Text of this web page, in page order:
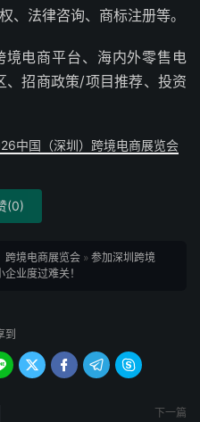
、法律咨询、商标注册等。
境电商平台、海内外零售电
、招商政策/项目推荐、投资
中国（深圳）跨境电商展览会
(0)
跨境电商展览会 » 参加深圳跨境
业度过难关！
到
   
下一篇